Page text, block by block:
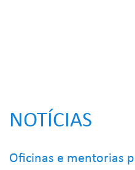
NOTÍCIAS
Oficinas e mentorias